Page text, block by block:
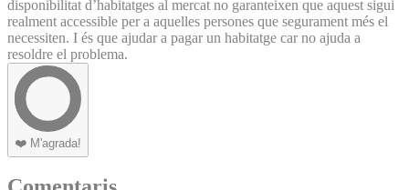
disponibilitat d’habitatges al mercat no garanteixen que aquest sigui
realment accessible per a aquelles persones que segurament més el
necessiten. I és que ajudar a pagar un habitatge car no ajuda a
resoldre el problema.
❤️ M'agrada!